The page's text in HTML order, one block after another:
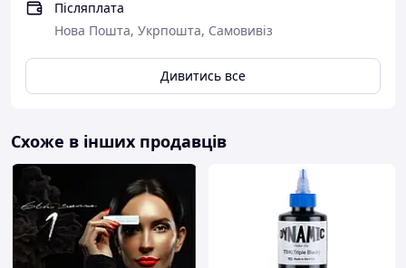
Післяплата
Нова Пошта, Укрпошта, Самовивіз
Дивитись все
Схоже в інших продавців